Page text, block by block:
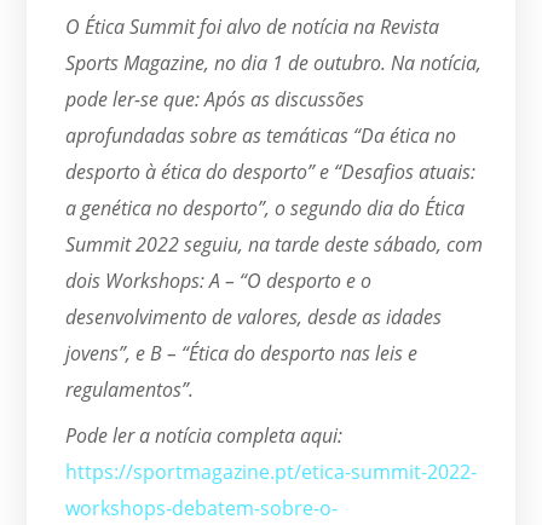
O Ética Summit foi alvo de notícia na Revista
Sports Magazine, no dia 1 de outubro. Na notícia,
pode ler-se que: Após as discussões
aprofundadas sobre as temáticas “Da ética no
desporto à ética do desporto” e “Desafios atuais:
a genética no desporto”, o segundo dia do Ética
Summit 2022 seguiu, na tarde deste sábado, com
dois Workshops: A – “O desporto e o
desenvolvimento de valores, desde as idades
jovens”, e B – “Ética do desporto nas leis e
regulamentos”.
Pode ler a notícia completa aqui:
https://sportmagazine.pt/etica-summit-2022-
workshops-debatem-sobre-o-